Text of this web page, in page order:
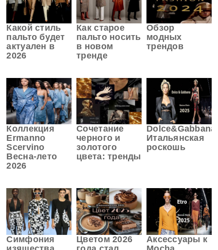
Какой стиль
пальто будет
актуален в
2026
Как старое
пальто носить
в новом
тренде
Обзор
модных
трендов
Коллекция
Ermanno
Scervino
Весна-лето
2026
Сочетание
черного и
золотого
цвета: тренды
Dolce&Gabbana
Итальянская
роскошь
Симфония
Цветом 2026
Аксессуары к